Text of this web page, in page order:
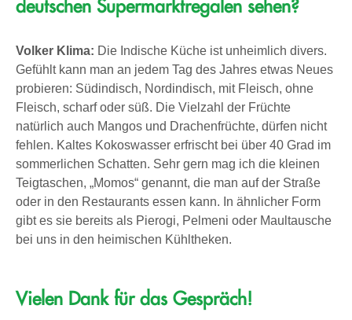
deutschen Supermarktregalen sehen?
Volker Klima: Die Indische Küche ist unheimlich divers.
Gefühlt kann man an jedem Tag des Jahres etwas Neues
probieren: Südindisch, Nordindisch, mit Fleisch, ohne
Fleisch, scharf oder süß. Die Vielzahl der Früchte
natürlich auch Mangos und Drachenfrüchte, dürfen nicht
fehlen. Kaltes Kokoswasser erfrischt bei über 40 Grad im
sommerlichen Schatten. Sehr gern mag ich die kleinen
Teigtaschen, „Momos“ genannt, die man auf der Straße
oder in den Restaurants essen kann. In ähnlicher Form
gibt es sie bereits als Pierogi, Pelmeni oder Maultausche
bei uns in den heimischen Kühltheken.
Vielen Dank für das Gespräch!